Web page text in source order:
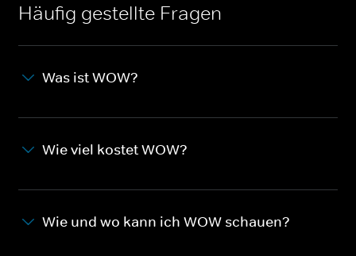
Häufig gestellte Fragen
Was ist WOW?
Wie viel kostet WOW?
Wie und wo kann ich WOW schauen?